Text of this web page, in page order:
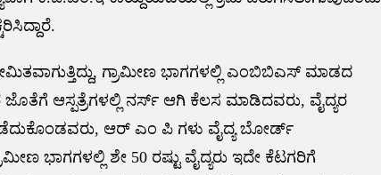
ಗ್ರಾಮೀಣ ಭಾಗಗಳಲ್ಲಿ ಎಂಬಿಬಿಎಸ್ ಮಾಡದ
ಜೊತೆಗೆ ಆಸ್ಪತ್ರೆಗಳಲ್ಲಿ ನರ್ಸ್ ಆಗಿ ಕೆಲಸ ಮಾಡಿದವರು, ವೈದ್ಯರ
ಆರ್ ಎಂ ಪಿ ಗಳು ವೈದ್ಯ ಬೋರ್ಡ್
ಭಾಗಗಳಲ್ಲಿ ಶೇ 50 ರಷ್ಟು ವೈದ್ಯರು ಇದೇ ಕೆಟಗರಿಗೆ